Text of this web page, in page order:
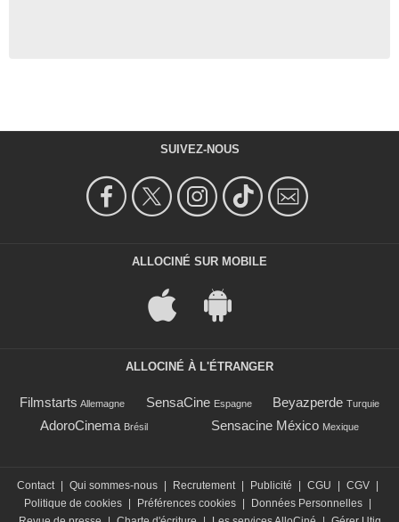
SUIVEZ-NOUS
ALLOCINÉ SUR MOBILE
ALLOCINÉ À L'ÉTRANGER
Filmstarts Allemagne SensaCine Espagne Beyazperde Turquie
AdoroCinema Brésil Sensacine México Mexique
Contact Qui sommes-nous Recrutement Publicité CGU CGV
Politique de cookies
Préférences cookies Données Personnelles